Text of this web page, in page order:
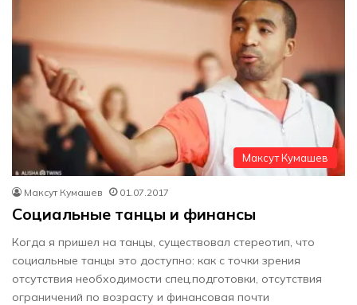
Максут Кумашев
Максут Кумашев 01.07.2017
Социальные танцы и финансы
Когда я пришел на танцы, существовал стереотип, что
социальные танцы это доступно: как с точки зрения
отсутствия необходимости спец.подготовки, отсутствия
ограничений по возрасту и финансовая почти